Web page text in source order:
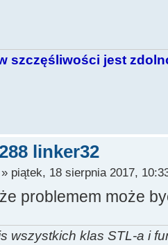
szczęśliwości jest
linker32
» piątek, 18 sierpnia 2017,
problemem może
wszystkich klas STL-a i